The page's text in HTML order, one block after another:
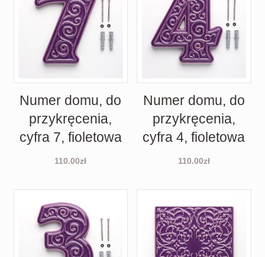
Numer domu, do
przykręcenia,
cyfra 7, fioletowa
110.00zł
Numer domu, do
przykręcenia,
cyfra 4, fioletowa
110.00zł